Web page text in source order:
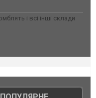
і всі інші склади